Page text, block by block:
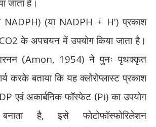
जाता है।
NADPH) (या NADPH + H')प्रकाश
CO2 के अपचयन में उपयोग किया जाता है।
(Amon, 1954)ने पुनः पृथक्कृत
करके बताया कि यह क्लोरोप्लास्ट प्रकाश
एवं अकार्बनिक फॉस्फेट (Pi)का उपयोग
बनाता है,इसे फोटोफॉस्फोरिलेशन